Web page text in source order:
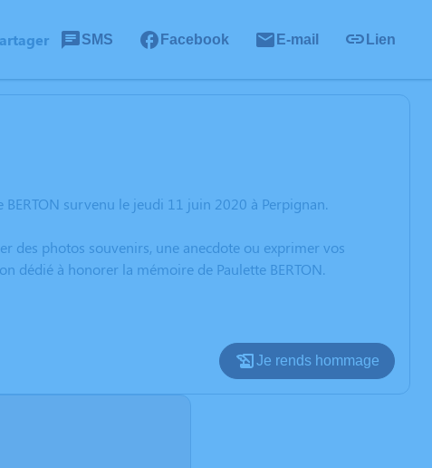
SMS Facebook E-mail Lien
survenu le jeudi 11 juin 2020 à Perpignan.
des photos souvenirs, une anecdote ou exprimer vos
dédié à honorer la mémoire de Paulette BERTON.
Je rends hommage